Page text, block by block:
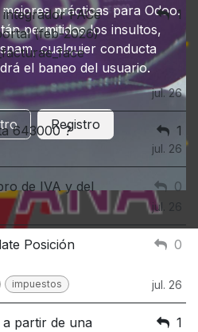
prácticas para Odoo.
permitidos los insultos,
cualquier conducta
el baneo del usuario.
Registro
FACe
(feb-2026)
1
jul. 26
643000 ? 1
jul. 26
de IVA y del
0
jul. 26
Posición
impuestos
0
jul. 26
partir de una
1